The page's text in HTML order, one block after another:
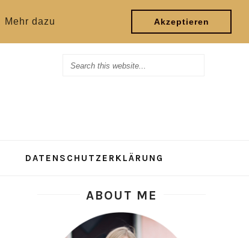
Mehr dazu Akzeptieren
DATENSCHUTZERKLÄRUNG
ABOUT ME